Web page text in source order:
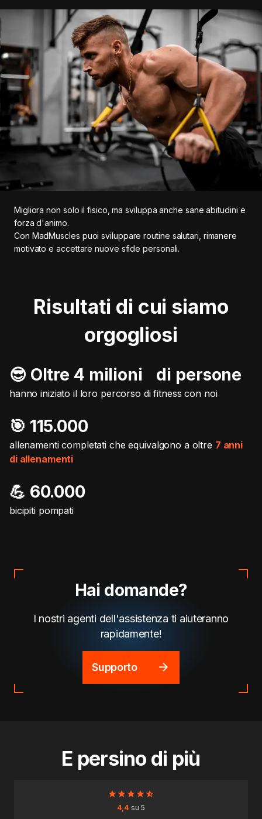
Migliora non solo il fisico, ma sviluppa anche sane abitudini e
forza d'animo.
Con MadMuscles puoi sviluppare routine salutari, rimanere
motivato e accettare nuove sfide personali.
Risultati di cui siamo
orgogliosi
😎 Oltre 4 milioni di persone
hanno iniziato il loro percorso di fitness con noi
🎯️ 115.000
allenamenti completati che equivalgono a oltre 7 anni
di allenamenti
💪 60.000
bicipiti pompati
Hai domande?
I nostri agenti dell'assistenza ti aiuteranno
rapidamente!
Supporto
E persino di più
4,4 su 5